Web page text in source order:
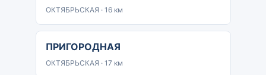
ОКТЯБРЬСКАЯ · 16 км
ПРИГОРОДНАЯ
ОКТЯБРЬСКАЯ · 17 км